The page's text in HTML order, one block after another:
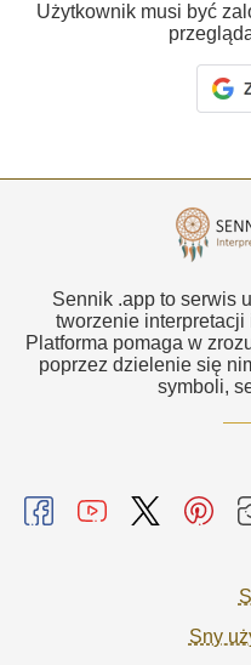
Użytkownik musi być
Sennik .app to serwis
tworzenie interpretacji
Platforma pomaga w
poprzez dzielenie się
symboli,
Sny